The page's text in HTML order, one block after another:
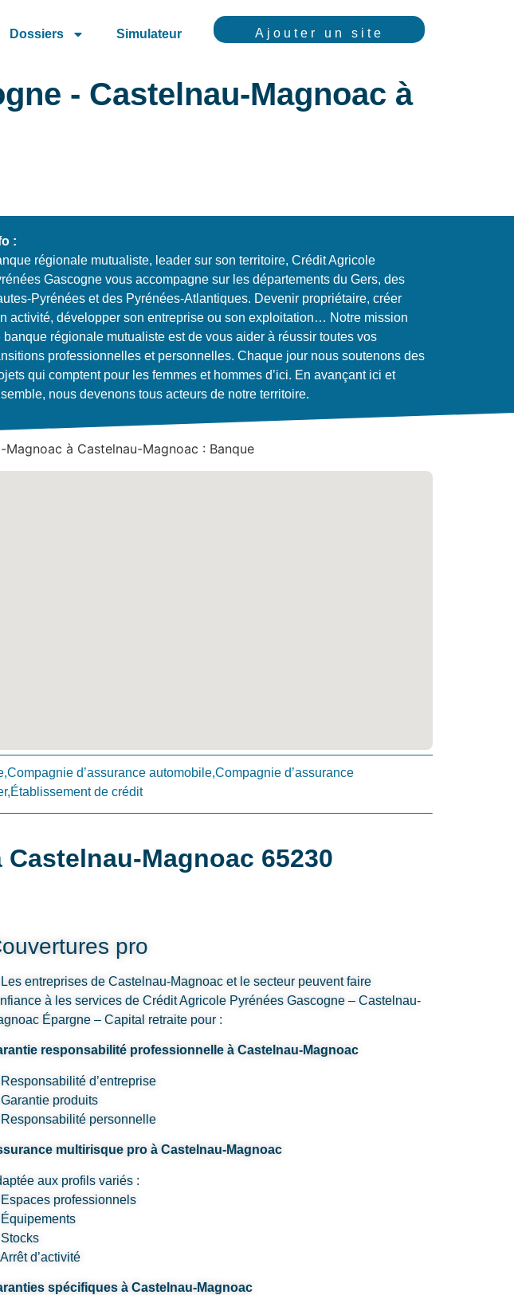
Dossiers Simulateur Ajouter un site
- Castelnau-Magnoac à
:
régionale mutualiste, leader sur son territoire, Crédit Agricole
Gascogne vous accompagne sur les départements du Gers, des
Pyrénées et des Pyrénées-Atlantiques. Devenir propriétaire, créer
activité, développer son entreprise ou son exploitation… Notre mission
banque régionale mutualiste est de vous aider à réussir toutes vos
professionnelles et personnelles. Chaque jour nous soutenons des
qui comptent pour les femmes et hommes d’ici. En avançant ici et
nous devenons tous acteurs de notre territoire.
à Castelnau-Magnoac : Banque
d’assurance automobile,Compagnie d’assurance
de crédit
Magnoac 65230
pro
entreprises de Castelnau-Magnoac et le secteur peuvent faire
à les services de Crédit Agricole Pyrénées Gascogne – Castelnau-
Épargne – Capital retraite pour :
responsabilité professionnelle à Castelnau-Magnoac
Responsabilité d’entreprise
Garantie produits
Responsabilité personnelle
multirisque pro à Castelnau-Magnoac
aux profils variés :
Espaces professionnels
Équipements
d’activité
spécifiques à Castelnau-Magnoac